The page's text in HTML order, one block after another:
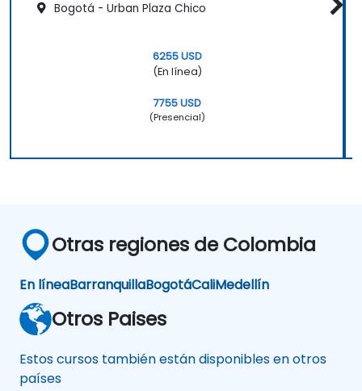
Bogotá - Urban Plaza Chico
6255 USD
(En línea)
7755 USD
(Presencial)
Otras regiones de Colombia
En líneaBarranquillaBogotáCaliMedellín
Otros Paises
Estos cursos también están disponibles en otros
países